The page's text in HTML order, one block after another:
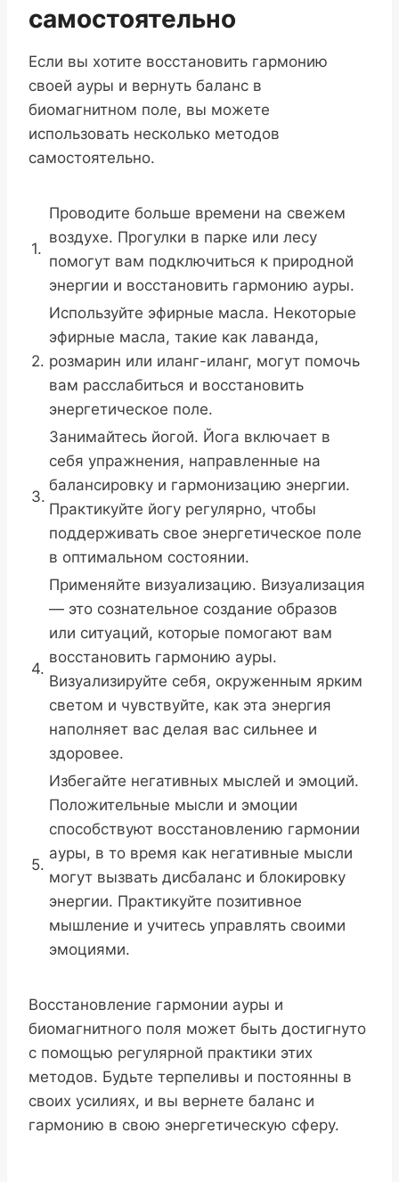
самостоятельно
Если вы хотите восстановить гармонию
своей ауры и вернуть баланс в
биомагнитном поле, вы можете
использовать несколько методов
самостоятельно.
1.
Проводите больше времени на свежем
воздухе. Прогулки в парке или лесу
помогут вам подключиться к природной
энергии и восстановить гармонию ауры.
2.
Используйте эфирные масла. Некоторые
эфирные масла, такие как лаванда,
розмарин или иланг-иланг, могут помочь
вам расслабиться и восстановить
энергетическое поле.
3.
Занимайтесь йогой. Йога включает в
себя упражнения, направленные на
балансировку и гармонизацию энергии.
Практикуйте йогу регулярно, чтобы
поддерживать свое энергетическое поле
в оптимальном состоянии.
4.
Применяйте визуализацию. Визуализация
— это сознательное создание образов
или ситуаций, которые помогают вам
восстановить гармонию ауры.
Визуализируйте себя, окруженным ярким
светом и чувствуйте, как эта энергия
наполняет вас делая вас сильнее и
здоровее.
5.
Избегайте негативных мыслей и эмоций.
Положительные мысли и эмоции
способствуют восстановлению гармонии
ауры, в то время как негативные мысли
могут вызвать дисбаланс и блокировку
энергии. Практикуйте позитивное
мышление и учитесь управлять своими
эмоциями.
Восстановление гармонии ауры и
биомагнитного поля может быть достигнуто
с помощью регулярной практики этих
методов. Будьте терпеливы и постоянны в
своих усилиях, и вы вернете баланс и
гармонию в свою энергетическую сферу.